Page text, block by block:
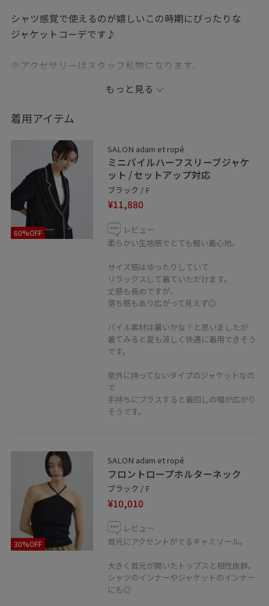
シャツ感覚で使えるのが嬉しいこの時期にぴったりな
ジャケットコーデです♪
※アクセサリーはスタッフ私物になります。
@salonadametrope_yama
※店頭及び屋外での撮影画像は、光の当たり具合で色味
が異なって見える場合がございます。
商品の色味はスタジオ撮影の画像をご参照ください。
※記載のないものは私物となります
_ _ _ _ _ _ _ _ _ _ _ _ _ _ _
✏︎Information
コーディネートを気に入って頂けたら
アイコンクリック→“♡フォローする”
◼︎ LINE接客やってます！
LINEでサロン アダム エ ロぺ天王寺MIO店スタッフに相談
は【友達だち追加】をタップをして下さい。
もっと見る
着用アイテム
60%OFF
SALON adam et ropé
ミニパイルハーフスリーブジャケ
ット / セットアップ対応
ブラック / F
¥11,880
レビュー
柔らかい生地感でとても軽い着心地。
サイズ感はゆったりしていて
リラックスして着ていただけます。
丈感も長めですが、
落ち感もあり広がって見えず◎
パイル素材は暑いかな？と思いましたが
着てみると夏も涼しく快適に着用できそう
です。
意外に持ってないタイプのジャケットなの
で
手持ちにプラスすると着回しの幅が広がり
そうです。
30%OFF
SALON adam et ropé
フロントロープホルターネック
ブラック / F
¥10,010
レビュー
首元にアクセントがでるキャミソール。
大きく首元が開いたトップスと相性抜群。
シャツのインナーやジャケットのインナー
にも◎